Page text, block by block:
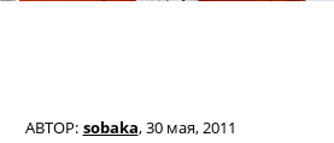
АВТОР: sobaka,30 мая, 2011